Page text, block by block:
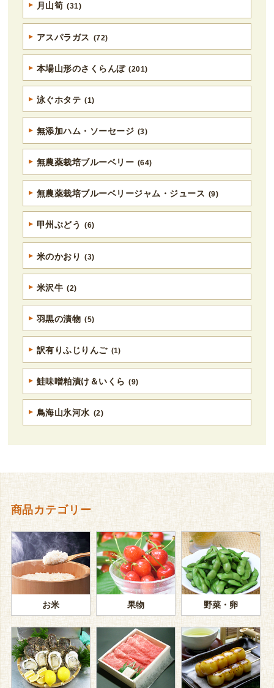
月山筍 (31)
アスパラガス (72)
本場山形のさくらんぼ (201)
泳ぐホタテ (1)
無添加ハム・ソーセージ (3)
無農薬栽培ブルーベリー (64)
無農薬栽培ブルーベリージャム・ジュース (9)
甲州ぶどう (6)
米のかおり (3)
米沢牛 (2)
羽黒の漬物 (5)
訳有りふじりんご (1)
鮭味噌粕漬け＆いくら (9)
鳥海山氷河水 (2)
商品カテゴリー
お米 果物 野菜・卵